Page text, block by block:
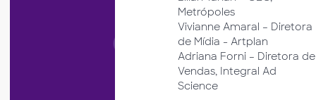
Metrópoles
Vivianne Amaral – Diretora
de Mídia - Artplan
Adriana Forni – Diretora de
Vendas, Integral Ad
Science